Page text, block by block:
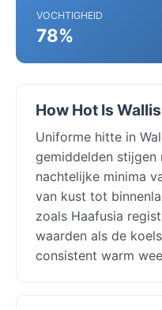
VOCHTIGHEID
78%
How Hot Is
Uniforme hitte in
gemiddelden stijgen
nachtelijke minima
van kust tot
zoals Haafusia
waarden als de
consistent warm